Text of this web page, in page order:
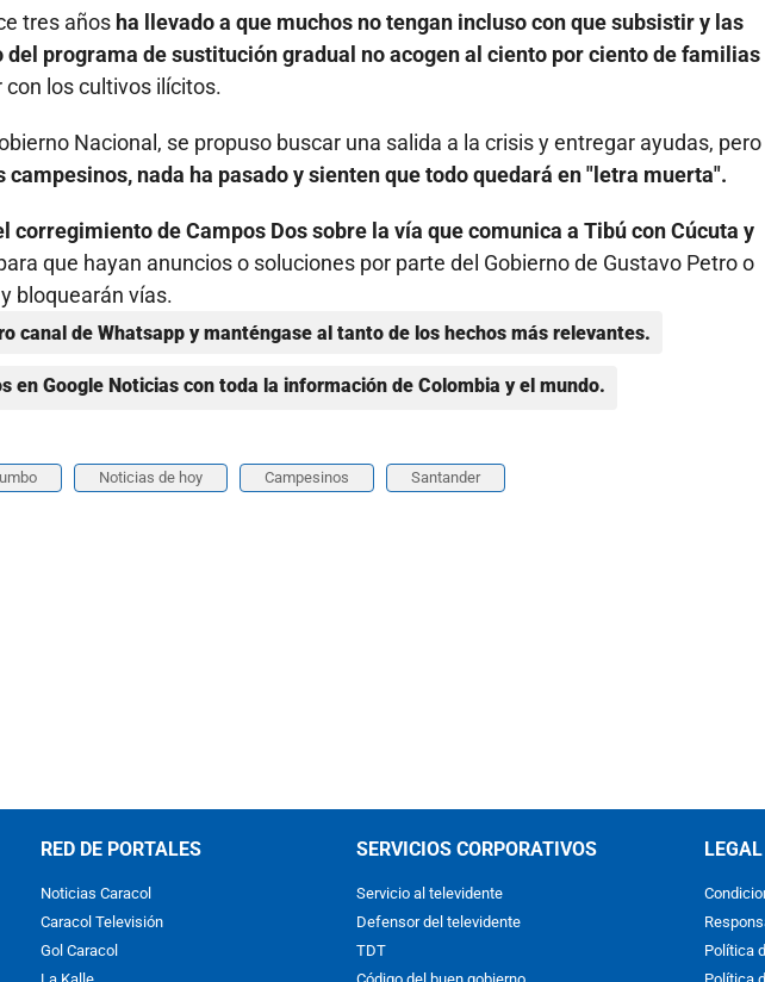
tres años ha llevado a que muchos no tengan incluso con que subsistir y las
del programa de sustitución gradual no acogen al ciento por ciento de familias
los cultivos ilícitos.
Nacional, se propuso buscar una salida a la crisis y entregar ayudas, pero
campesinos, nada ha pasado y sienten que todo quedará en "letra muerta".
corregimiento de Campos Dos sobre la vía que comunica a Tibú con Cúcuta y
que hayan anuncios o soluciones por parte del Gobierno de Gustavo Petro o
bloquearán vías.
canal de Whatsapp y manténgase al tanto de los hechos más relevantes.
en Google Noticias con toda la información de Colombia y el mundo.
Noticias de hoy Campesinos Santander
RED DE PORTALES
Noticias Caracol
Caracol Televisión
Gol Caracol
SERVICIOS CORPORATIVOS
Servicio al televidente
Defensor del televidente
TDT
LEGAL
Política